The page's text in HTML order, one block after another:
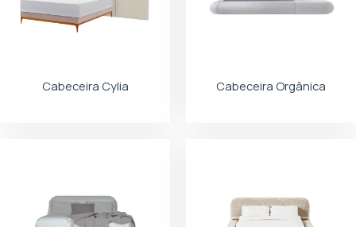
Cabeceira Cylia Cabeceira Orgânica